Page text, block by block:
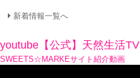
新着情報一覧へ
youtube【公式】天然生活TV
SWEETS☆MARKEサイト紹介動画